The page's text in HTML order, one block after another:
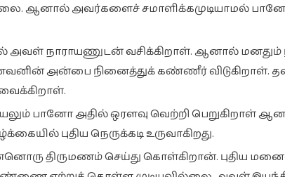
ஆனால் அவர்களைச் சமாளிக்கமுடியாமல்
அவள் நாராயணுடன் வசிக்கிறாள். ஆனால் மனதும்
அன்பை நினைத்துக் கண்ணீர் விடுகிறாள்.
பானோ அதில் ஒரளவு வெற்றி பெறுகிறாள்
புதிய நெருக்கடி உருவாகிறது.
திருமணம் செய்து கொள்கிறான். புதிய